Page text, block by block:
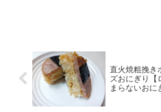
直火焼粗挽き
ズおにぎり【
まらないおに